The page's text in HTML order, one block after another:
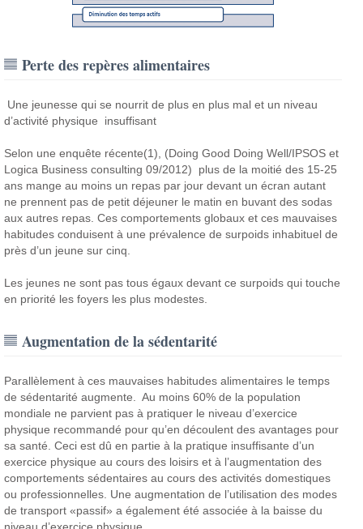
Perte des repères alimentaires
Une jeunesse qui se nourrit de plus en plus mal et un niveau
d’activité physique insuffisant
Selon une enquête récente(1), (Doing Good Doing Well/IPSOS et
Logica Business consulting 09/2012) plus de la moitié des 15-25
ans mange au moins un repas par jour devant un écran autant
ne prennent pas de petit déjeuner le matin en buvant des sodas
aux autres repas. Ces comportements globaux et ces mauvaises
habitudes conduisent à une prévalence de surpoids inhabituel de
près d’un jeune sur cinq.
Les jeunes ne sont pas tous égaux devant ce surpoids qui touche
en priorité les foyers les plus modestes.
Augmentation de la sédentarité
Parallèlement à ces mauvaises habitudes alimentaires le temps
de sédentarité augmente. Au moins 60% de la population
mondiale ne parvient pas à pratiquer le niveau d’exercice
physique recommandé pour qu’en découlent des avantages pour
sa santé. Ceci est dû en partie à la pratique insuffisante d’un
exercice physique au cours des loisirs et à l’augmentation des
comportements sédentaires au cours des activités domestiques
ou professionnelles. Une augmentation de l’utilisation des modes
de transport «passif» a également été associée à la baisse du
niveau d’exercice physique.